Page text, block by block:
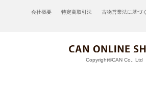
会社概要 特定商取引法 古物営業法に基づ
Copyright©CAN Co., Ltd